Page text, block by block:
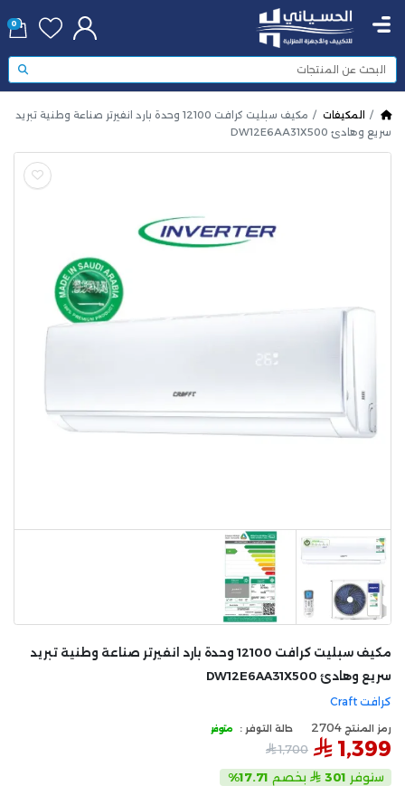
0
المكيفات
مكيف سبليت كرافت 12100 وحدة بارد انفيرتر صناعة وطنية تبريد
سريع وهادئ DW12E6AA31X500
كرافت Craft
مكيف سبليت كرافت 12100 وحدة بارد انفيرتر صناعة وطنية تبريد
سريع وهادئ DW12E6AA31X500
رمز المنتج 2704 حالة التوفر : متوفر
1,399
1,700
ستوفر 301 بخصم 17.71%